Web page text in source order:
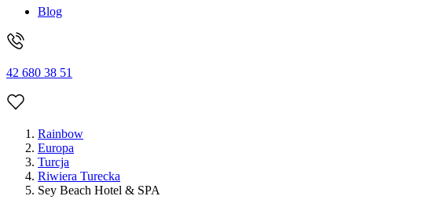
Blog
42 680 38 51
Rainbow
Europa
Turcja
Riwiera Turecka
Sey Beach Hotel & SPA